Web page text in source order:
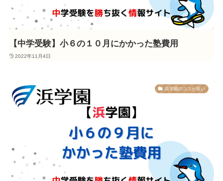
【中学受験】小６の１０月にかかった塾費用
2022年11月4日
浜学園のココが良い